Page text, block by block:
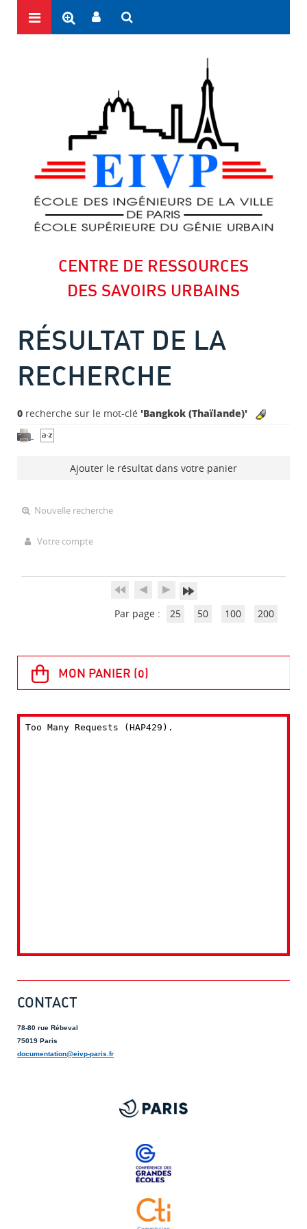
CENTRE DE RESSOURCES
DES SAVOIRS URBAINS
RÉSULTAT DE LA
RECHERCHE
0 recherche sur le mot-clé 'Bangkok (Thaïlande)'
Ajouter le résultat dans votre panier
Nouvelle recherche
Votre compte
Par page : 25 50 100 200
CONTACT
78-80 rue Rébeval
75019 Paris
documentation@eivp-paris.fr